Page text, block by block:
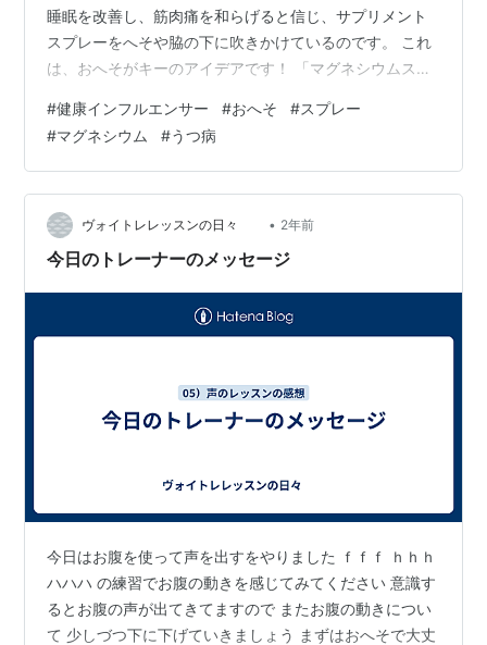
睡眠を改善し、筋肉痛を和らげると信じ、サプリメント
スプレーをへそや脇の下に吹きかけているのです。 これ
は、おへそがキーのアイデアです！ 「マグネシウムスプ
せん」 「日中は脇の下とへそにスプレーします」 スプレ
ーする理由として、医師によると、マグネシウムはエネ
ルギーと骨の健康を高め、神経、心臓血管、胃腸の機能
をサポートする電解質なのです。マグネシウムは、不
安、頭痛、うつ病を軽減し、月経前症候群や閉経後症状
を改善します。 「マグネシウム…
#健康インフルエンサー #おへそ #スプレー
#マグネシウム #うつ病
ヴォイトレレッスンの日々 • 2年前
今日のトレーナーのメッセージ
今日はお腹を使って声を出すをやりました ｆｆｆ ｈｈｈ
ハハハ の練習でお腹の動きを感じてみてください 意識す
るとお腹の声が出てきてますので またお腹の動きについ
て 少しづつ下に下げていきましょう まずはおへそで大丈